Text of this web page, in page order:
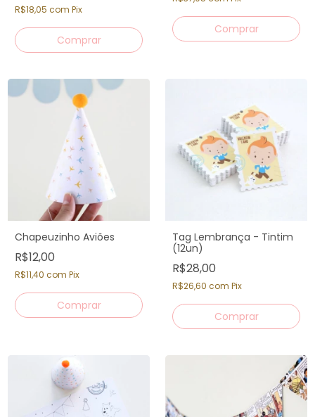
R$18,05 com Pix
Chapeuzinho Aviões
R$12,00
R$11,40 com Pix
Tag Lembrança - Tintim
(12un)
R$28,00
R$26,60 com Pix